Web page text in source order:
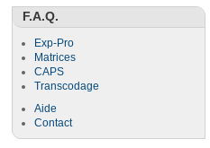
F.A.Q.
Exp-Pro
Matrices
CAPS
Transcodage
Aide
Contact